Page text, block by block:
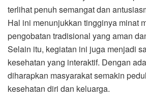
terlihat penuh semangat dan
Hal ini menunjukkan tingginya minat
pengobatan tradisional yang aman
Selain itu, kegiatan ini juga menjadi
kesehatan yang interaktif. Dengan
diharapkan masyarakat semakin
kesehatan diri dan keluarga.